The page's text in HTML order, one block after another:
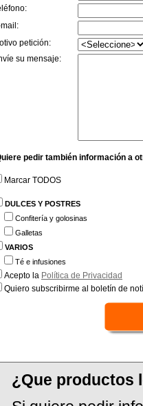
mail:
petición:
su mensaje:
pedir también información a
Marcar TODOS
DULCES Y POSTRES
Confitería y golosinas
Galletas
VARIOS
Té e infusiones
Acepto la Política de Privacidad
Quiero subscribirme al boletín de
¿Que productos